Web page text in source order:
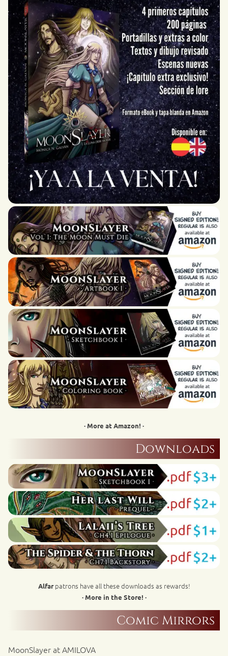
· More at Amazon! ·
Downloads
Alfarpatrons have all these downloads as rewards!
· More in the Store! ·
Comic Mirrors
MoonSlayer at AMILOVA